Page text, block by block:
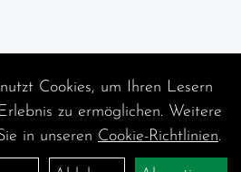
Cookies, um Ihren Lesern
zu ermöglichen. Weitere
in unseren Cookie-Richtlinien.
Auftrag widerrufen